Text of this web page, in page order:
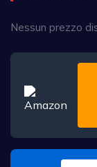
Nessun prezzo